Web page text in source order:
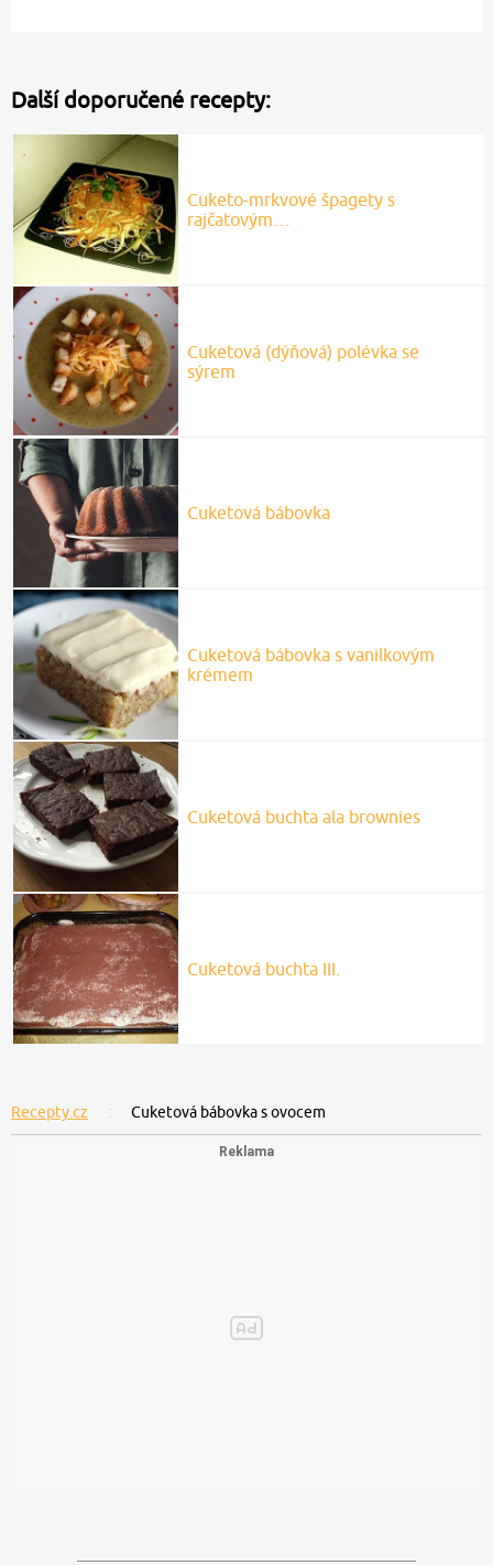
Další doporučené recepty:
Cuketo-mrkvové špagety s
rajčatovým…
Cuketová (dýňová) polévka se
sýrem
Cuketová bábovka
Cuketová bábovka s vanilkovým
krémem
Cuketová buchta ala brownies
Cuketová buchta III.
Recepty.cz Cuketová bábovka s ovocem